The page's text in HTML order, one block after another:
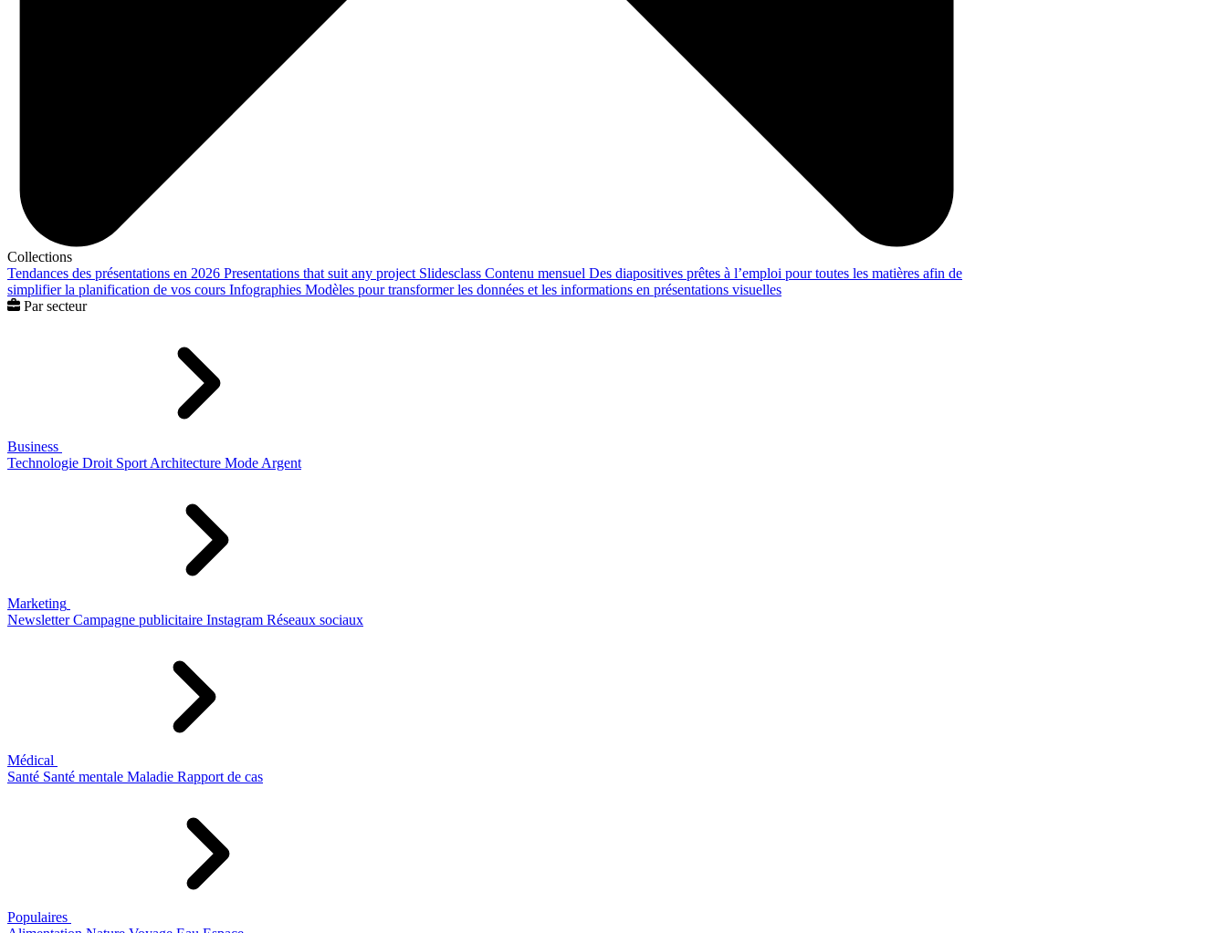
Collections
Tendances des présentations en 2026 Presentations that suit any project Slidesclass Contenu mensuel Des diapositives prêtes à l’emploi pour toutes les matières afin de
simplifier la planification de vos cours Infographies Modèles pour transformer les données et les informations en présentations visuelles
Par secteur
Business
Technologie Droit Sport Architecture Mode Argent
Marketing
Newsletter Campagne publicitaire Instagram Réseaux sociaux
Médical
Santé Santé mentale Maladie Rapport de cas
Populaires